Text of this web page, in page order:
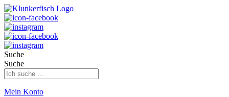
Suche
Suche
Mein Konto